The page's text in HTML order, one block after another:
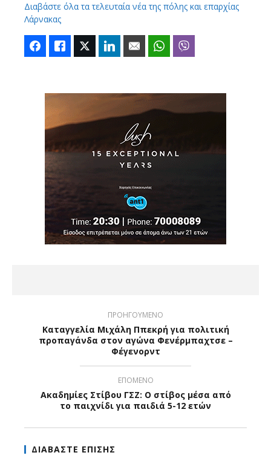
Διαβάστε όλα τα τελευταία νέα της πόλης και επαρχίας
Λάρνακας
FacebookLike Twitter LinkedIn Email WhatsApp
ΠΡΟΗΓΟΥΜΕΝΟ
Καταγγελία Μιχάλη Ππεκρή για πολιτική
προπαγάνδα στον αγώνα Φενέρμπαχτσε –
Φέγενορντ
ΕΠΟΜΕΝΟ
Ακαδημίες Στίβου ΓΣΖ: Ο στίβος μέσα από
το παιχνίδι για παιδιά 5-12 ετών
ΔΙΑΒΑΣΤΕ ΕΠΙΣΗΣ